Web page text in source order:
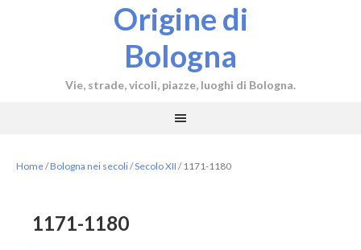
Origine di
Bologna
Vie, strade, vicoli, piazze, luoghi di Bologna.
Home/Bologna nei secoli/Secolo XII /1171-1180
1171-1180